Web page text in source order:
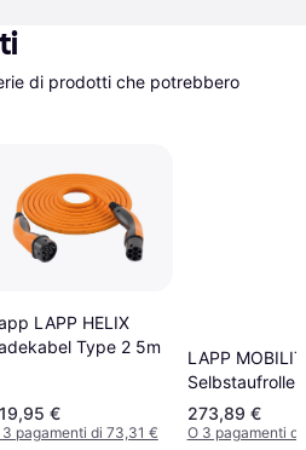
di prodotti che potrebbero
LAPP HELIX
Type 2 5m
€
3 pagamenti di 73,31 €
LAPP
Ladekabel
22kW 32A 7m
273,89 €
O 3 pagamenti di